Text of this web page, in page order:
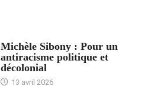
Michèle Sibony : Pour un
antiracisme politique et
décolonial
13 avril 2026